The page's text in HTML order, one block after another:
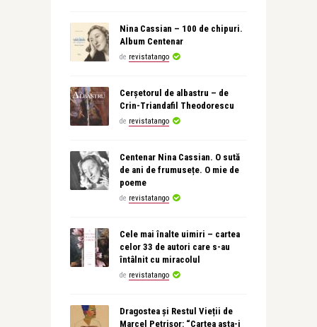
Nina Cassian – 100 de chipuri.
Album Centenar
de revistatango
Cerșetorul de albastru – de
Crin-Triandafil Theodorescu
de revistatango
Centenar Nina Cassian. O sută
de ani de frumusețe. O mie de
poeme
de revistatango
Cele mai înalte uimiri – cartea
celor 33 de autori care s-au
întâlnit cu miracolul
de revistatango
Dragostea și Restul Vieții de
Marcel Petrișor: “Cartea asta-i